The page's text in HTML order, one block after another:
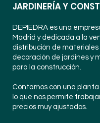
JARDINERÍA Y
DEPIEDRA es una
Madrid y dedicada a la
distribución de materiales
decoración de jardines y
para la construcción.
Contamos con una
lo que nos permite
precios muy ajustados.